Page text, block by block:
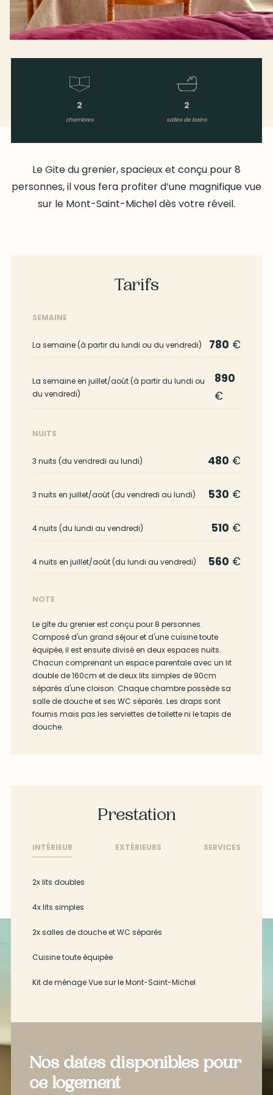
2
chambres
2
salles de bains
Le Gite du grenier, spacieux et conçu pour 8
personnes, il vous fera profiter d’une magnifique vue
sur le Mont-Saint-Michel dès votre réveil.
Tarifs
SEMAINE
La semaine (à partir du lundi ou du vendredi) 780 €
La semaine en juillet/août (à partir du lundi ou
du vendredi)
890
€
NUITS
3 nuits (du vendredi au lundi) 480 €
3 nuits en juillet/août (du vendredi au lundi) 530 €
4 nuits (du lundi au vendredi) 510 €
4 nuits en juillet/août (du lundi au vendredi) 560 €
NOTE
Le gîte du grenier est conçu pour 8 personnes.
Composé d'un grand séjour et d'une cuisine toute
équipée, il est ensuite divisé en deux espaces nuits.
Chacun comprenant un espace parentale avec un lit
double de 160cm et de deux lits simples de 90cm
séparés d'une cloison. Chaque chambre possède sa
salle de douche et ses WC séparés. Les draps sont
fournis mais pas les serviettes de toilette ni le tapis de
douche.
Prestation
INTÉRIEUR EXTÉRIEURS SERVICES
2x lits doubles
4x lits simples
2x salles de douche et WC séparés
Cuisine toute équipée
Kit de ménage Vue sur le Mont-Saint-Michel
Nos dates disponibles pour
ce logement